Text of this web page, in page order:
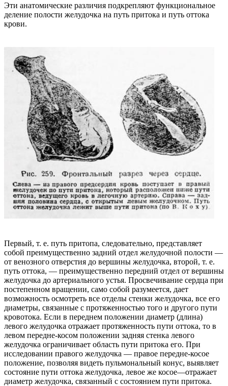
Эти анатомические различия подкрепляют функциональное
деление полости желудочка на путь притока и путь оттока
крови.
Первый, т. е. путь притопа, следовательно, представляет
собой преимущественно задний отдел желудочной полости —
от венозного отверстия до вершины желудочка, второй, т. е.
путь оттока, — преимущественно передний отдел от вершины
желудочка до артериального устья. Просвечивание сердца при
постепенном вращении, само собой разумеется, дает
возможность осмотреть все отделы стенки желудочка, все его
диаметры, связанные с протяженностью того и другого пути
кровотока. Если в переднем положении диаметр (длина)
левого желудочка отражает протяженность пути оттока, то в
левом передне-косом положении задняя стенка левого
желудочка ограничивает область пути притока его. При
исследовании правого желудочка — правое передне-косое
положение, позволяя видеть пульмональный конус, выявляет
состояние пути оттока желудочка, левое же косое—отражает
диаметр желудочка, связанный с состоянием пути притока.